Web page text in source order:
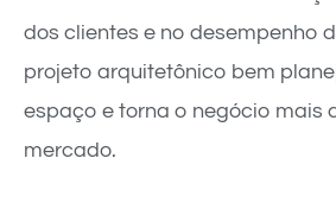
dos clientes e no desempenho
projeto arquitetônico bem
espaço e torna o negócio mais
mercado.